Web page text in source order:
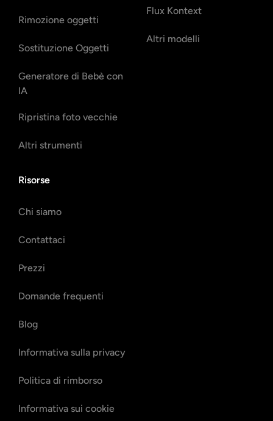
Rimozione oggetti
Sostituzione Oggetti
Generatore di Bebè con
IA
Ripristina foto vecchie
Altri strumenti
Flux Kontext
Altri modelli
Risorse
Chi siamo
Contattaci
Prezzi
Domande frequenti
Blog
Informativa sulla privacy
Politica di rimborso
Informativa sui cookie